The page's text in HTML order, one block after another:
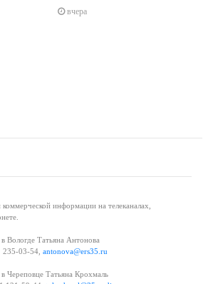
вчера
информации на телеканалах,
Вологде Татьяна Антонова
03-54, antonova@ers35.ru
Череповце Татьяна Крохмаль